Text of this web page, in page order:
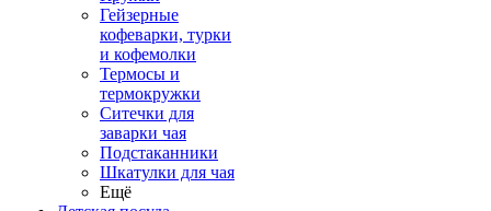
Гейзерные
кофеварки, турки
и кофемолки
Термосы и
термокружки
Ситечки для
заварки чая
Подстаканники
Шкатулки для чая
Ещё